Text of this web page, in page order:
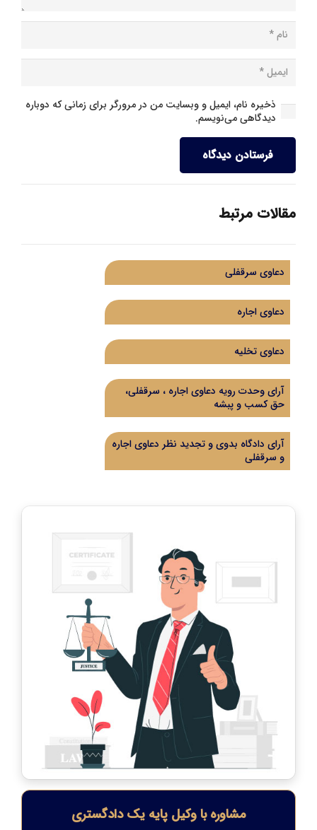
ذخیره نام، ایمیل و وبسایت من در مرورگر برای زمانی که دوباره
دیدگاهی می‌نویسم.
فرستادن دیدگاه
مقالات مرتبط
دعاوی سرقفلی
دعاوی اجاره
دعاوی تخلیه
آرای وحدت رویه دعاوی اجاره ، سرقفلی،
حق کسب و پبشه
آرای دادگاه بدوی و تجدید نظر دعاوی اجاره
و سرقفلی
مشاوره با وکیل پایه یک دادگستری